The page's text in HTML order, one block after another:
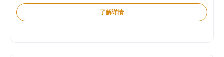
了解详情